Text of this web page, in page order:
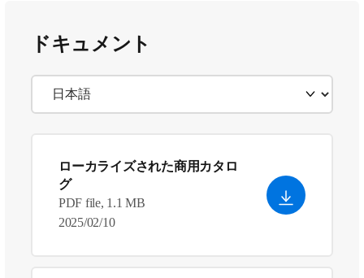
ドキュメント
ローカライズされた商用カタロ
グ
PDF file, 1.1 MB
2025/02/10